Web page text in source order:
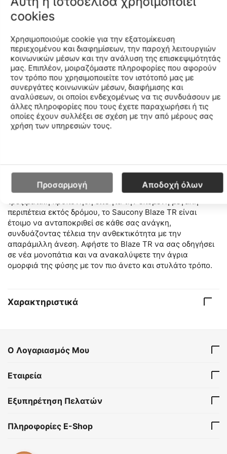
ώρες με
απόλυτη άνεση.
περιπετειώδη
Τεχνικές Προδιαγραφές
Κατηγορία
Παπούτσια
ουδέτερου
τρεξίματος
Διαφορά
Ύψους
Πτέρνας-
Μεταταρσίου:
8mm (35.5mm
Βάρος:
Το μοντέλο
είναι vegan
Είτε πρόκειται για την καθημερινή σας περιπατική ή
τρεξιματική προπόνηση είτε για την επόμενη μεγάλη
περιπέτεια εκτός δρόμου, το Saucony Blaze TR είναι
έτοιμο να ανταποκριθεί σε κάθε σας ανάγκη,
συνδυάζοντας τέλεια την ανθεκτικότητα με την
απαράμιλλη άνεση. Αφήστε το Blaze TR να σας οδηγήσει
σε νέα μονοπάτια και να ανακαλύψετε την άγρια
ομορφιά της φύσης με τον πιο άνετο και στυλάτο τρόπο.
Χαρακτηριστικά
Ο Λογαριασμός Μου
Εταιρεία
Εξυπηρέτηση Πελατών
Πληροφορίες E-Shop
cookies
Χρησιμοποιούμε cookie για την εξατομίκευση
περιεχομένου και διαφημίσεων, την παροχή λειτουργιών
κοινωνικών μέσων και την ανάλυση της επισκεψιμότητάς
μας. Επιπλέον, μοιραζόμαστε πληροφορίες που αφορούν
τον τρόπο που χρησιμοποιείτε τον ιστότοπό μας με
συνεργάτες κοινωνικών μέσων, διαφήμισης και
αναλύσεων, οι οποίοι ενδεχομένως να τις συνδυάσουν με
άλλες πληροφορίες που τους έχετε παραχωρήσει ή τις
οποίες έχουν συλλέξει σε σχέση με την από μέρους σας
χρήση των υπηρεσιών τους.
Προσαρμογή Αποδοχή όλων